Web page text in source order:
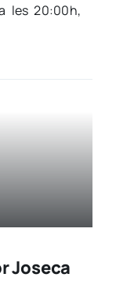
les 20:00h,
Joseca